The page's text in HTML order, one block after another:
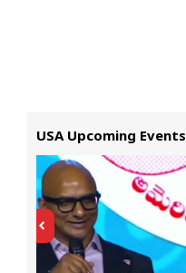
USA Upcoming Events